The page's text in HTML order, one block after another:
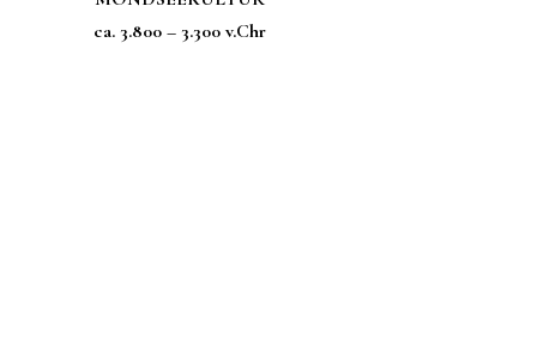
ca. 3.800 – 3.300 v.Chr